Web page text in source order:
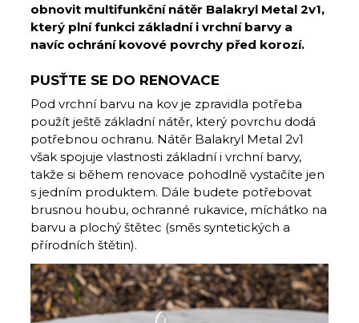
obnovit multifunkční nátěr Balakryl Metal 2v1,
který plní funkci základní i vrchní barvy a
navíc ochrání kovové povrchy před korozí.
PUSŤTE SE DO RENOVACE
Pod vrchní barvu na kov je zpravidla potřeba
použít ještě základní nátěr, který povrchu dodá
potřebnou ochranu. Nátěr Balakryl Metal 2v1
však spojuje vlastnosti základní i vrchní barvy,
takže si během renovace pohodlně vystačíte jen
s jedním produktem. Dále budete potřebovat
brusnou houbu, ochranné rukavice, míchátko na
barvu a plochý štětec (směs syntetických a
přírodních štětin).